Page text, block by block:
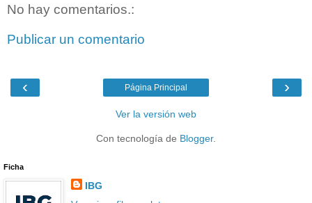
No hay comentarios.:
Publicar un comentario
‹ ›
Página Principal
Ver la versión web
Con tecnología de Blogger.
Ficha
IBG